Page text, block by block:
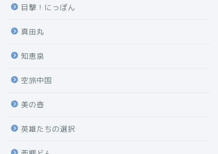
目撃！にっぽん
真田丸
知恵泉
空旅中国
美の壺
英雄たちの選択